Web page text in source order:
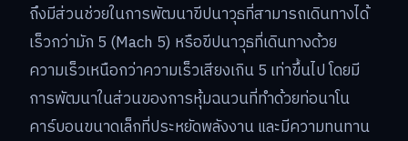
ถึงมีส่วนช่วยในการพัฒนาขีปนาวุธที่สามารถเดินทางได้
เร็วกว่ามัก 5 (Mach 5) หรือขีปนาวุธที่เดินทางด้วย
ความเร็วเหนือกว่าความเร็วเสียงเกิน 5 เท่าขึ้นไป โดยมี
การพัฒนาในส่วนของการหุ้มฉนวนที่ทำด้วยท่อนาโน
คาร์บอนขนาดเล็กที่ประหยัดพลังงาน และมีความทนทาน